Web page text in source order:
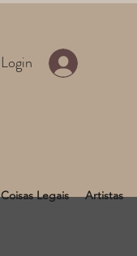
Login
Coisas Legais Artistas